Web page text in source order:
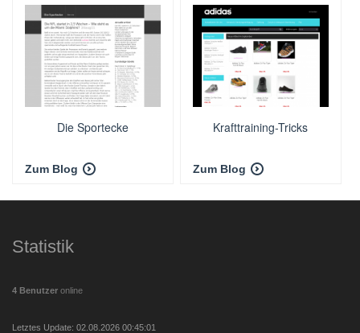
Die Sportecke
Zum Blog
Krafttraining-Tricks
Zum Blog
Statistik
4 Benutzer online
Letztes Update: 02.08.2026 00:45:01